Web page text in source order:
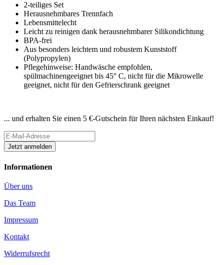
2-teiliges Set
Herausnehmbares Trennfach
Lebensmittelecht
Leicht zu reinigen dank herausnehmbarer Silikondichtung
BPA-frei
Aus besonders leichtem und robustem Kunststoff
(Polypropylen)
Pflegehinweise: Handwäsche empfohlen,
spülmachinengeeignet bis 45° C, nicht für die Mikrowelle
geeignet, nicht für den Gefrierschrank geeignet
... und erhalten Sie einen 5 €-Gutschein für Ihren nächsten Einkauf!
Informationen
Über uns
Das Team
Impressum
Kontakt
Widerrufsrecht